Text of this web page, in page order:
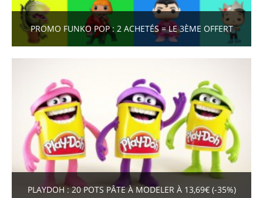
PROMO FUNKO POP : 2 ACHETÉS = LE 3ÈME OFFERT
PLAYDOH : 20 POTS PÂTE À MODELER À 13,69€ (-35%)